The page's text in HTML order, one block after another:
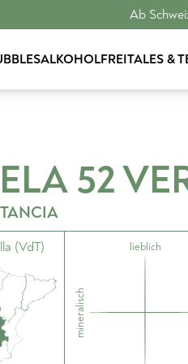
Ab
ALKOHOLFREITALES &
52
(VdT) lieblich
mineralisch